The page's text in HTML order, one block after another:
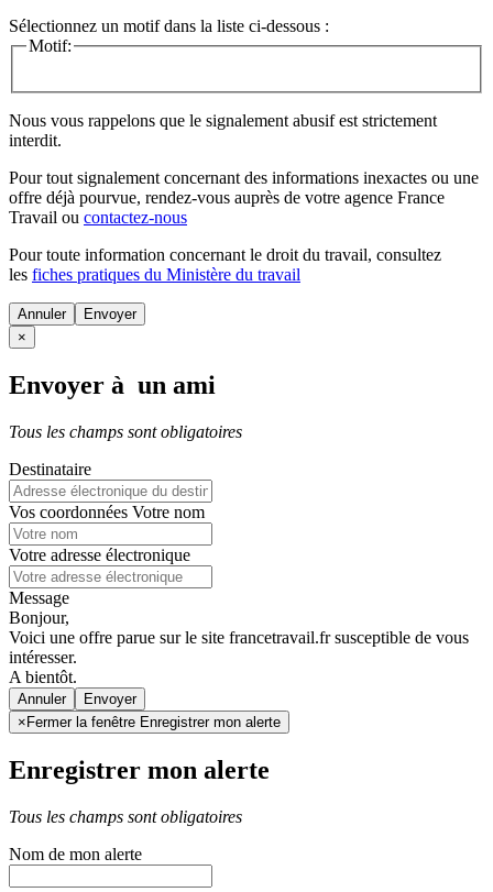
Sélectionnez un motif dans la liste ci-dessous :
Motif:
Nous vous rappelons que le signalement abusif est strictement
interdit.
Pour tout signalement concernant des informations inexactes ou une
offre déjà pourvue, rendez-vous auprès de votre agence France
Travail ou contactez-nous
Pour toute information concernant le droit du travail, consultez
les fiches pratiques du Ministère du travail
Annuler
×
Envoyer à un ami
Tous les champs sont obligatoires
Destinataire
Vos coordonnées Votre nom
Votre adresse électronique
Message
Bonjour,
Voici une offre parue sur le site francetravail.fr susceptible de vous
intéresser.
A bientôt.
Annuler
× Fermer la fenêtre Enregistrer mon alerte
Enregistrer mon alerte
Tous les champs sont obligatoires
Nom de mon alerte